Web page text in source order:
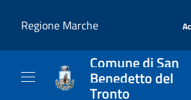
Regione Marche
Comune di San
Benedetto del
Tronto